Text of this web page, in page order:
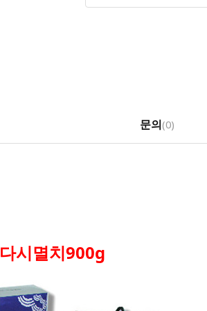
문의(0)
다시멸치900g